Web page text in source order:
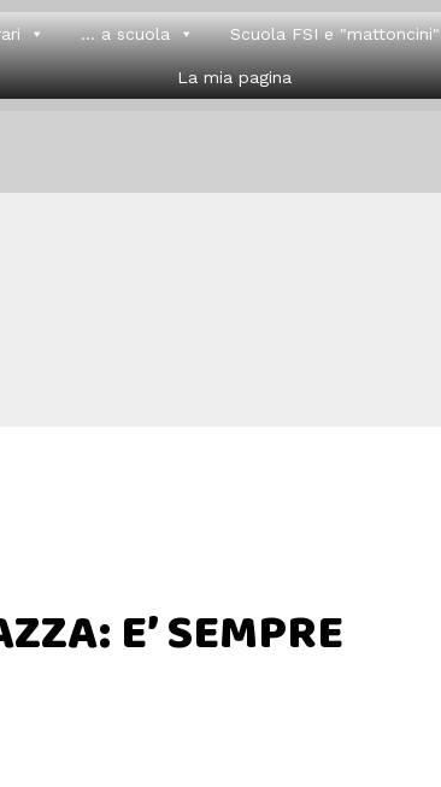
... a scuola Scuola FSI e "mattoncini"
La mia pagina
E’ SEMPRE